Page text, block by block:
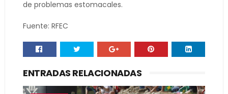
de problemas estomacales.
Fuente: RFEC
ENTRADAS RELACIONADAS